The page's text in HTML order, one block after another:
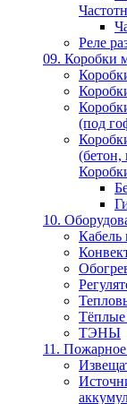
Реле
09. Коробки
(под
(бетон,
10.
Кабель
ТЭНЫ
11.